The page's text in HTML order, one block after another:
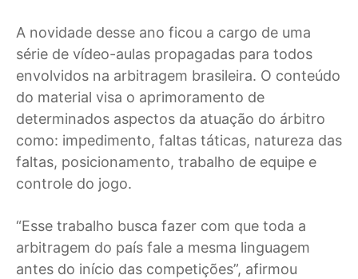
A novidade desse ano ficou a cargo de uma
série de vídeo-aulas propagadas para todos
envolvidos na arbitragem brasileira. O conteúdo
do material visa o aprimoramento de
determinados aspectos da atuação do árbitro
como: impedimento, faltas táticas, natureza das
faltas, posicionamento, trabalho de equipe e
controle do jogo.
“Esse trabalho busca fazer com que toda a
arbitragem do país fale a mesma linguagem
antes do início das competições”, afirmou